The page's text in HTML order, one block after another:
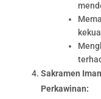
Sakramen
Perkawinan: